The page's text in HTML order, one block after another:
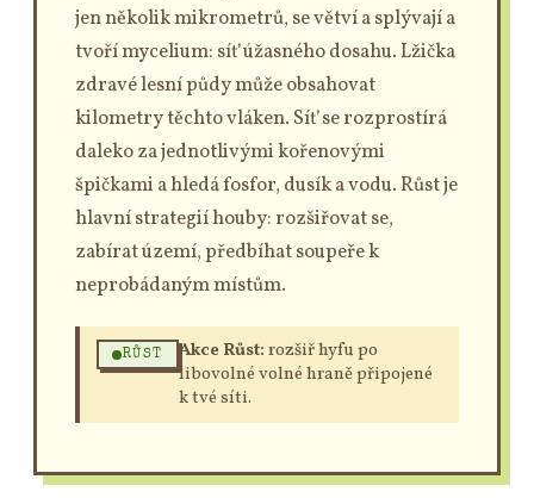
jen několik mikrometrů, se větví a splývají a
tvoří mycelium: síť úžasného dosahu. Lžička
zdravé lesní půdy může obsahovat
kilometry těchto vláken. Síť se rozprostírá
daleko za jednotlivými kořenovými
špičkami a hledá fosfor, dusík a vodu. Růst je
hlavní strategií houby: rozšiřovat se,
zabírat území, předbíhat soupeře k
neprobádaným místům.
RŮST Akce Růst: rozšiř hyfu po
libovolné volné hraně připojené
k tvé síti.